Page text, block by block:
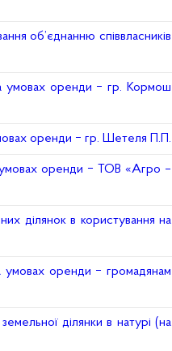
об’єднанню співвласників
умовах оренди ‒ гр. Кормош
оренди ‒ гр. Шетеля П.П.
умовах оренди ‒ ТОВ «Агро –
ділянок в користування на
умовах оренди ‒ громадянам
ділянки в натурі (на